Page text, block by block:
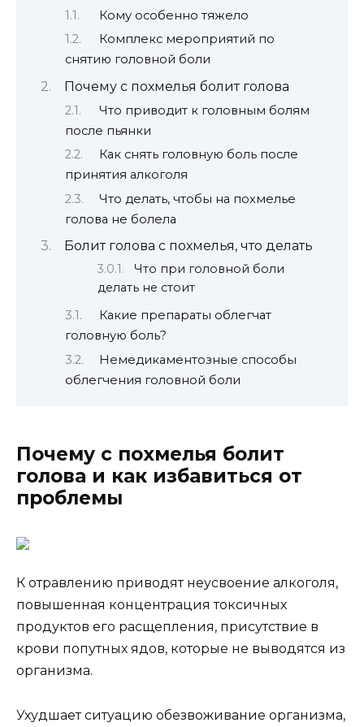
Кому особенно тяжело
Комплекс мероприятий по
снятию головной боли
Почему с похмелья болит голова
Что приводит к головным болям
после пьянки
Как снять головную боль после
принятия алкоголя
Что делать, чтобы на похмелье
голова не болела
Болит голова с похмелья, что делать
Что при головной боли
делать не стоит
Какие препараты облегчат
головную боль?
Немедикаментозные способы
облегчения головной боли
Почему с похмелья болит
голова и как избавиться от
проблемы
К отравлению приводят неусвоение алкоголя,
повышенная концентрация токсичных
продуктов его расщепления, присутствие в
крови попутных ядов, которые не выводятся из
организма.
Ухудшает ситуацию обезвоживание организма,